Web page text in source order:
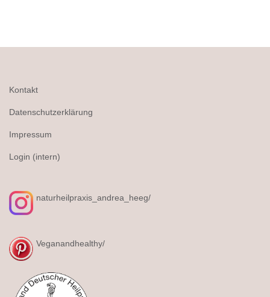
Kontakt
Datenschutzerklärung
Impressum
Login (intern)
naturheilpraxis_andrea_heeg/
Veganandhealthy/